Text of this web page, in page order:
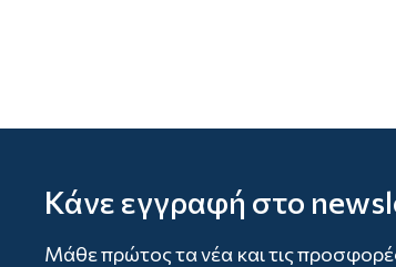
Κάνε εγγραφή στο
Μάθε πρώτος τα νέα και τις